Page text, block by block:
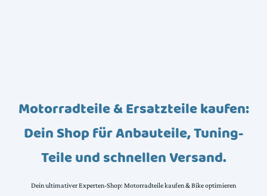
Motorradteile & Ersatzteile kaufen:
Dein Shop für Anbauteile, Tuning-
Teile und schnellen Versand.
Dein ultimativer Experten-Shop: Motorradteile kaufen & Bike optimieren